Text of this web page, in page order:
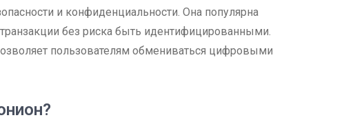
и конфиденциальности. Она популярна
без риска быть идентифицированными.
пользователям обмениваться цифровыми